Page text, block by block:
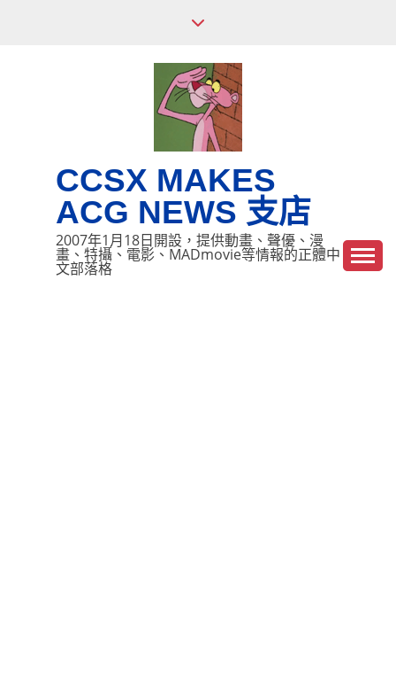
CCSX MAKES
ACG NEWS 支店
2007年1月18日開設，提供動畫、聲優、漫
畫、特攝、電影、MADmovie等情報的正體中
文部落格